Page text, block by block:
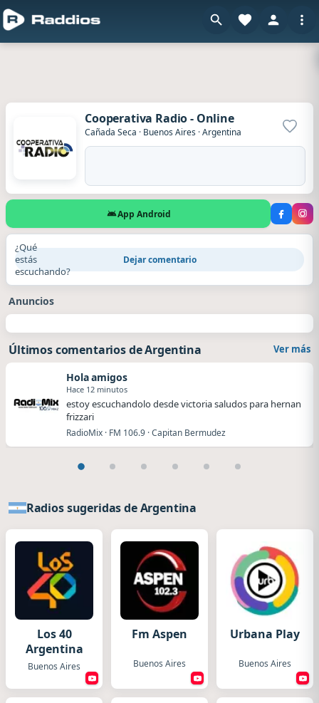
Cooperativa Radio - Online
Cañada Seca · Buenos Aires ·Argentina
App Android
¿Qué
estás
escuchando?
Dejar comentario
Anuncios
Últimos comentarios de Argentina Ver más
Hola amigos
Hace 12 minutos
estoy escuchandolo desde victoria saludos para hernan
frizzari
RadioMix · FM 106.9 · Capitan Bermudez
Radios sugeridas de Argentina
Los 40
Argentina
Buenos Aires
Fm Aspen
Buenos Aires
Urbana Play
Buenos Aires